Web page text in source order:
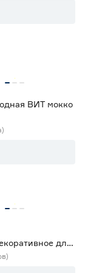
ВИТ мокко
для